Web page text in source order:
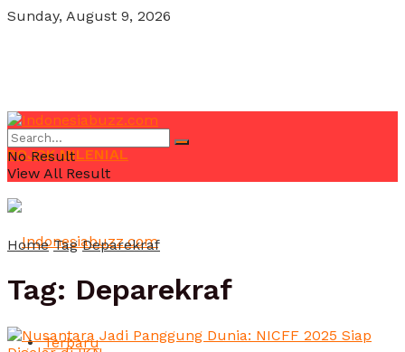
Sunday, August 9, 2026
POJOK MILENIAL
Terbaru
No Result
View All Result
Home Tag Deparekraf
Tag: Deparekraf